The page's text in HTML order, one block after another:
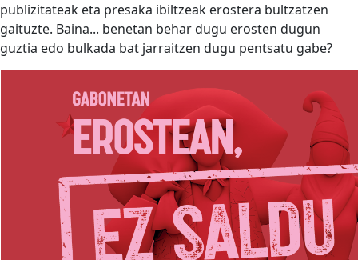
publizitateak eta presaka ibiltzeak erostera bultzatzen
gaituzte. Baina... benetan behar dugu erosten dugun
guztia edo bulkada bat jarraitzen dugu pentsatu gabe?